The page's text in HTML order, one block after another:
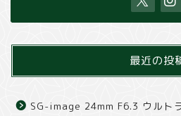
最近の投
SG-image 24mm F6.3 ウルト